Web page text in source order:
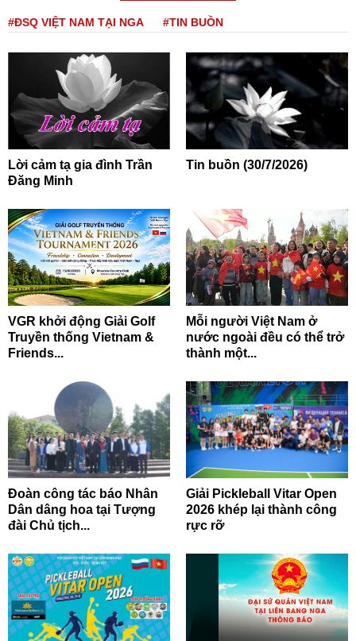
#ĐSQ VIỆT NAM TẠI NGA #TIN BUỒN
Lời cảm tạ gia đình Trần
Đăng Minh
Tin buồn (30/7/2026)
VGR khởi động Giải Golf
Truyền thống Vietnam &
Friends...
Mỗi người Việt Nam ở
nước ngoài đều có thể trở
thành một...
Đoàn công tác báo Nhân
Dân dâng hoa tại Tượng
đài Chủ tịch...
Giải Pickleball Vitar Open
2026 khép lại thành công
rực rỡ